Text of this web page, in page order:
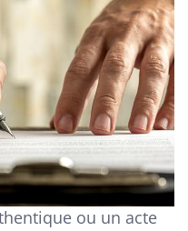
ou un acte